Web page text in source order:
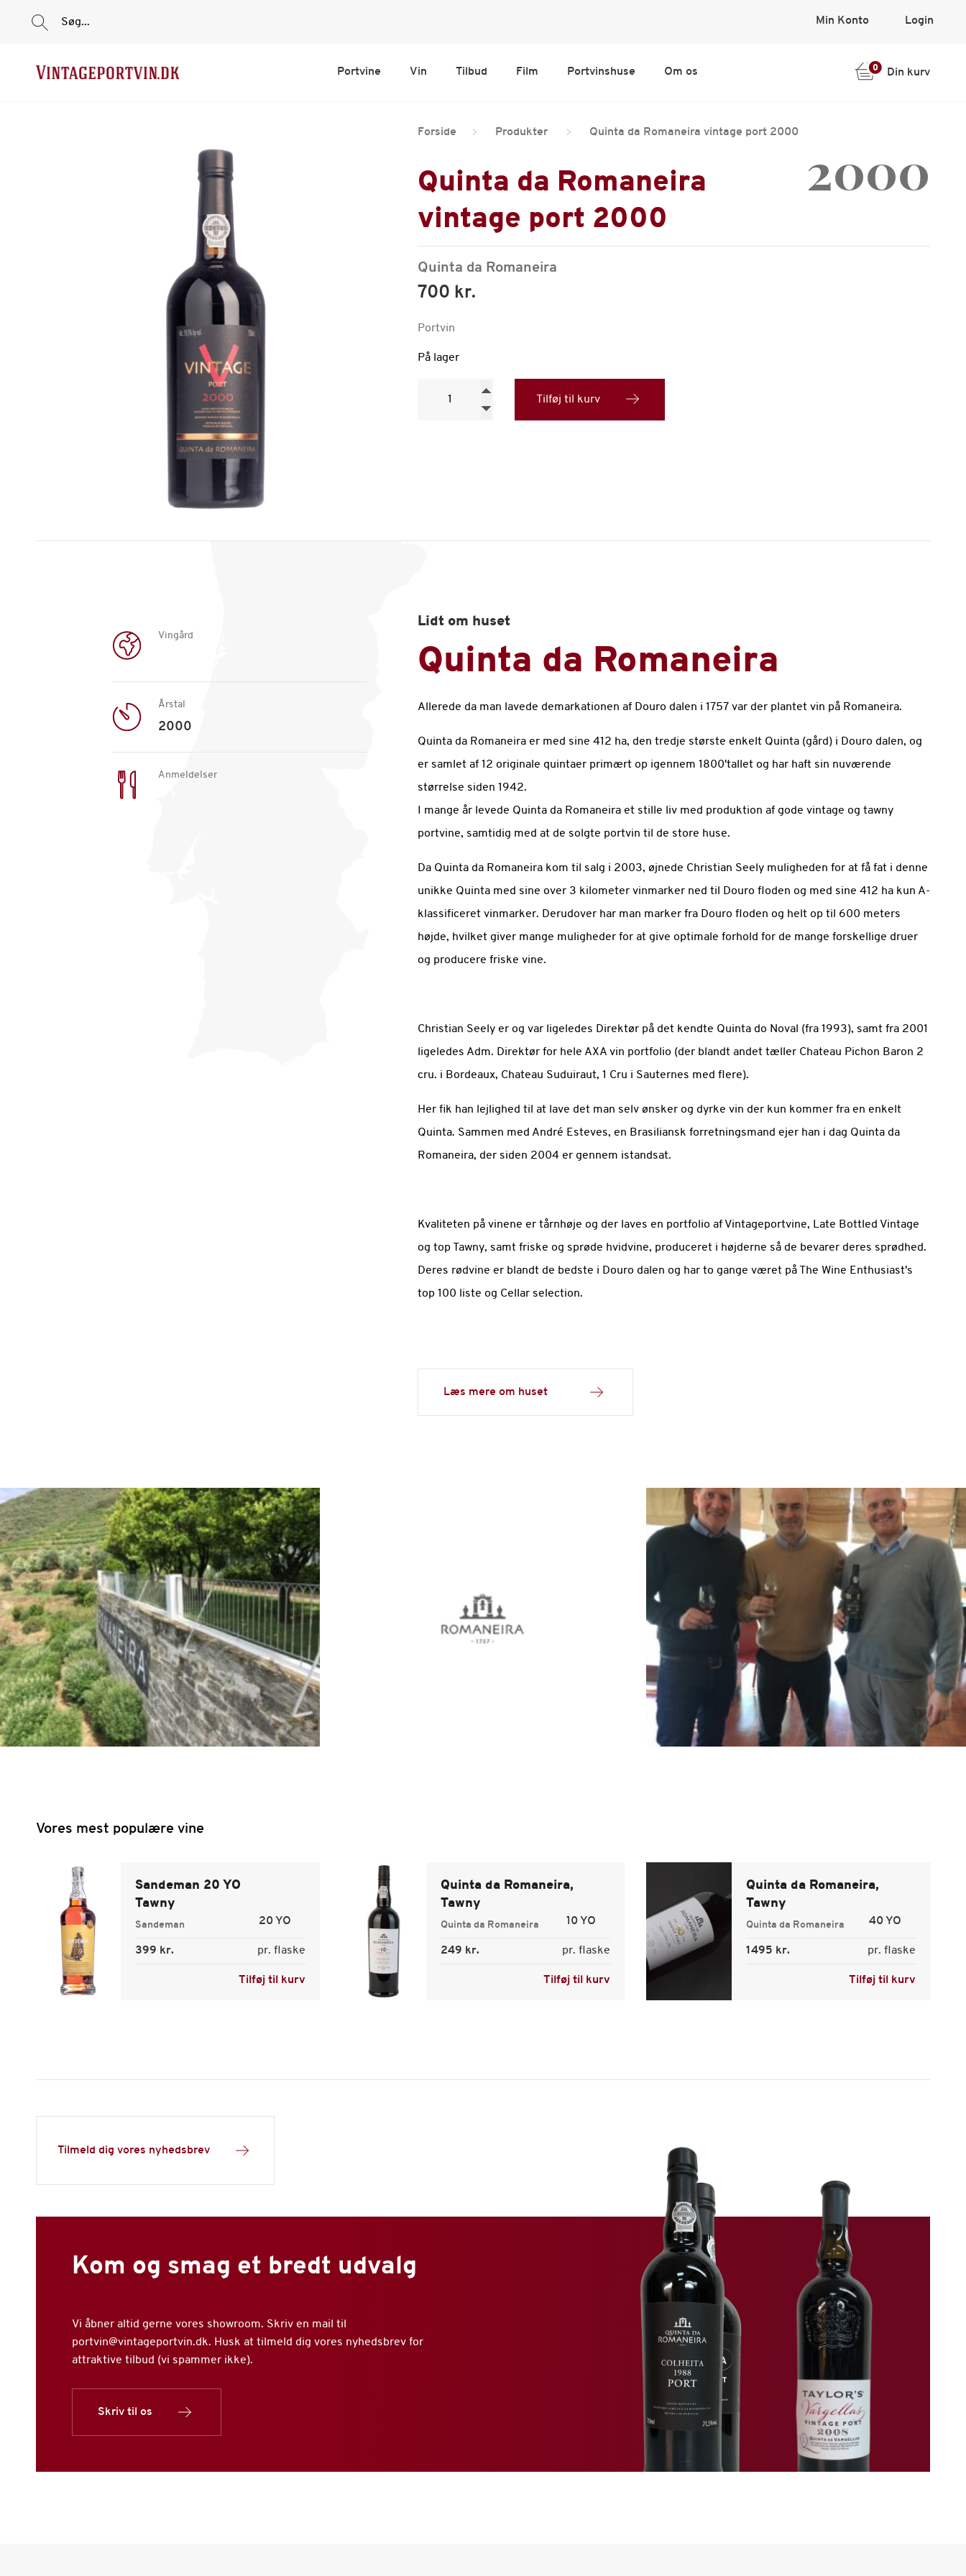
Søg... Min Konto Login
Portvine Vin Tilbud Film Portvinshuse Om os 0 Din kurv
Forside Produkter Quinta da Romaneira vintage port 2000
Quinta da Romaneira
vintage port 2000
2000
Quinta da Romaneira
700 kr.
Portvin
På lager
Tilføj til kurv
Vingård
Årstal
2000
Anmeldelser
Lidt om huset
Quinta da Romaneira
Allerede da man lavede demarkationen af Douro dalen i 1757 var der plantet vin på Romaneira.
Quinta da Romaneira er med sine 412 ha, den tredje største enkelt Quinta (gård) i Douro dalen, og
er samlet af 12 originale quintaer primært op igennem 1800'tallet og har haft sin nuværende
størrelse siden 1942.
I mange år levede Quinta da Romaneira et stille liv med produktion af gode vintage og tawny
portvine, samtidig med at de solgte portvin til de store huse.
Da Quinta da Romaneira kom til salg i 2003, øjnede Christian Seely muligheden for at få fat i denne
unikke Quinta med sine over 3 kilometer vinmarker ned til Douro floden og med sine 412 ha kun A-
klassificeret vinmarker. Derudover har man marker fra Douro floden og helt op til 600 meters
højde, hvilket giver mange muligheder for at give optimale forhold for de mange forskellige druer
og producere friske vine.
Christian Seely er og var ligeledes Direktør på det kendte Quinta do Noval (fra 1993), samt fra 2001
ligeledes Adm. Direktør for hele AXA vin portfolio (der blandt andet tæller Chateau Pichon Baron 2
cru. i Bordeaux, Chateau Suduiraut, 1 Cru i Sauternes med flere).
Her fik han lejlighed til at lave det man selv ønsker og dyrke vin der kun kommer fra en enkelt
Quinta. Sammen med André Esteves, en Brasiliansk forretningsmand ejer han i dag Quinta da
Romaneira, der siden 2004 er gennem istandsat.
Kvaliteten på vinene er tårnhøje og der laves en portfolio af Vintageportvine, Late Bottled Vintage
og top Tawny, samt friske og sprøde hvidvine, produceret i højderne så de bevarer deres sprødhed.
Deres rødvine er blandt de bedste i Douro dalen og har to gange været på The Wine Enthusiast's
top 100 liste og Cellar selection.
Læs mere om huset
Vores mest populære vine
Sandeman 20 YO
Tawny
Sandeman 20 YO
399 kr. pr. flaske
Tilføj til kurv
Quinta da Romaneira,
Tawny
Quinta da Romaneira 10 YO
249 kr. pr. flaske
Tilføj til kurv
Quinta da Romaneira,
Tawny
Quinta da Romaneira 40 YO
1495 kr. pr. flaske
Tilføj til kurv
Tilmeld dig vores nyhedsbrev
Kom og smag et bredt udvalg
Vi åbner altid gerne vores showroom. Skriv en mail til
portvin@vintageportvin.dk. Husk at tilmeld dig vores nyhedsbrev for
attraktive tilbud (vi spammer ikke).
Skriv til os